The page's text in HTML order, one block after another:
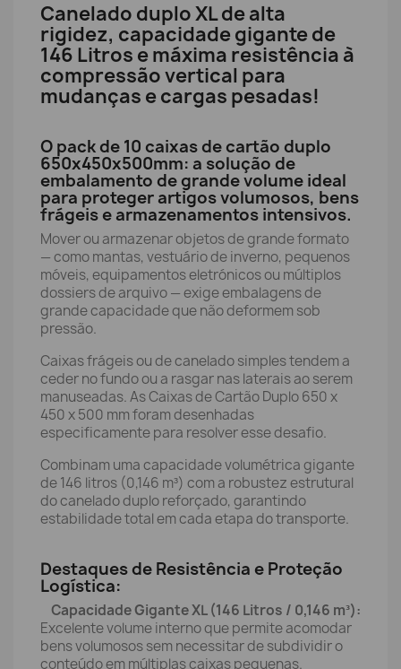
Canelado duplo XL de alta
rigidez, capacidade gigante de
146 Litros e máxima resistência à
compressão vertical para
mudanças e cargas pesadas!
O pack de 10 caixas de cartão duplo
650x450x500mm: a solução de
embalamento de grande volume ideal
para proteger artigos volumosos, bens
frágeis e armazenamentos intensivos.
Mover ou armazenar objetos de grande formato
— como mantas, vestuário de inverno, pequenos
móveis, equipamentos eletrónicos ou múltiplos
dossiers de arquivo — exige embalagens de
grande capacidade que não deformem sob
pressão.
Caixas frágeis ou de canelado simples tendem a
ceder no fundo ou a rasgar nas laterais ao serem
manuseadas. As Caixas de Cartão Duplo 650 x
450 x 500 mm foram desenhadas
especificamente para resolver esse desafio.
Combinam uma capacidade volumétrica gigante
de 146 litros (0,146 m³) com a robustez estrutural
do canelado duplo reforçado, garantindo
estabilidade total em cada etapa do transporte.
Destaques de Resistência e Proteção
Logística:
Capacidade Gigante XL (146 Litros / 0,146 m³):
Excelente volume interno que permite acomodar
bens volumosos sem necessitar de subdividir o
conteúdo em múltiplas caixas pequenas.